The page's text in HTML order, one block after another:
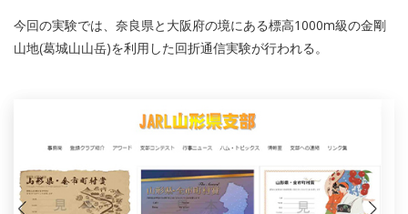
今回の実験では、奈良県と大阪府の境にある標高1000m級の金剛
山地(葛城山山岳)を利用した回折通信実験が行われる。